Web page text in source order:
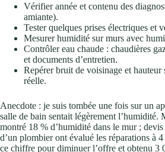
Vérifier année et contenu des
amiante).
Tester quelques prises électriques et
Mesurer humidité sur murs avec
Contrôler eau chaude : chaudières
et documents d’entretien.
Repérer bruit de voisinage et hauteur
réelle.
Anecdote : je suis tombée une fois sur un
salle de bain sentait légèrement l’humidité.
montré 18 % d’humidité dans le mur ; devis
d’un plombier ont évalué les réparations à
ce chiffre pour diminuer l’offre et obtenu 3